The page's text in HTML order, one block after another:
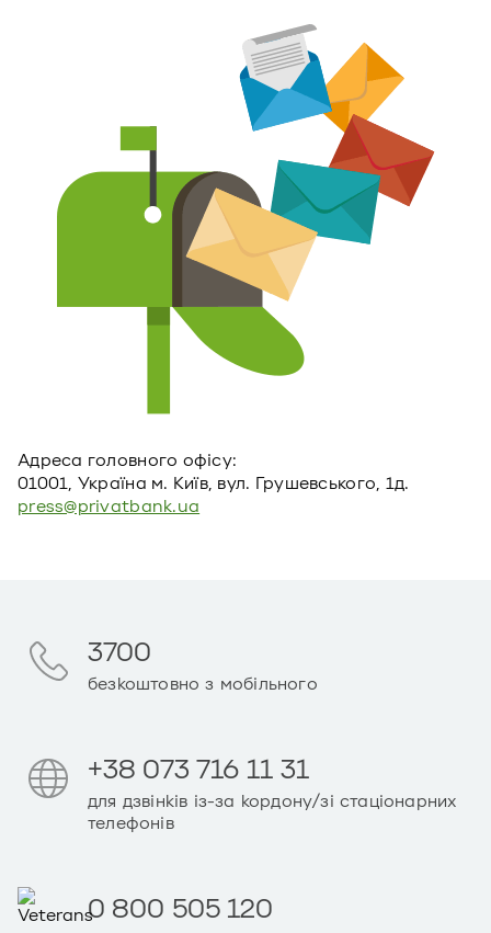
Адреса головного офiсу:
01001, Україна м. Київ, вул. Грушевського, 1д.
press@privatbank.ua
3700
безкоштовно з мобільного
+38 073 716 11 31
для дзвінків із-за кордону/зі стаціонарних
телефонів
0 800 505 120